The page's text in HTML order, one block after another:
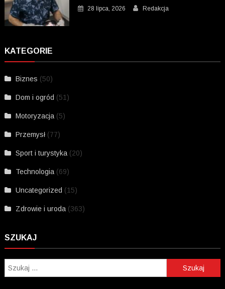
28 lipca, 2026 Redakcja
KATEGORIE
Biznes (50)
Dom i ogród (51)
Motoryzacja (5)
Przemysł (77)
Sport i turystyka (20)
Technologia (69)
Uncategorized (15)
Zdrowie i uroda (363)
SZUKAJ
Szukaj: